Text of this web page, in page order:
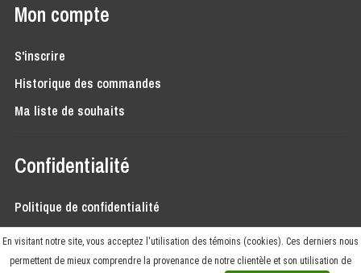
En visitant notre site, vous acceptez l'utilisation des témoins (cookies). Ces derniers nous
permettent de mieux comprendre la provenance de notre clientèle et son utilisation de
Mon compte
S'inscrire
Historique des commandes
Ma liste de souhaits
Confidentialité
Politique de confidentialité
Conditions générales